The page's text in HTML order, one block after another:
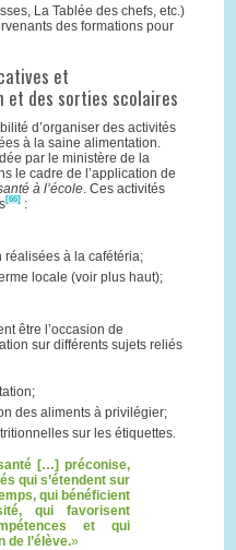
La Tablée des chefs, etc.)
des formations pour
et
des sorties scolaires
d’organiser des activités
à la saine alimentation.
par le ministère de la
le cadre de l’application de
à l’école. Ces activités
[66] :
à la cafétéria;
locale (voir plus haut);
être l’occasion de
sur différents sujets reliés
des aliments à privilégier;
sur les étiquettes.
[…] préconise,
qui s’étendent sur
qui bénéficient
qui favorisent
et qui
de l’élève.